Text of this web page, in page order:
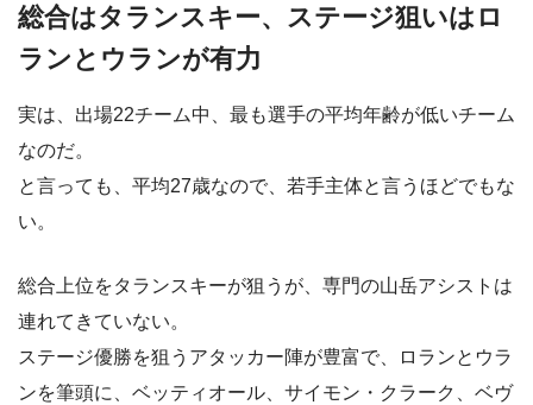
総合はタランスキー、ステージ狙いはロ
ランとウランが有力
実は、出場22チーム中、最も選手の平均年齢が低いチーム
なのだ。
と言っても、平均27歳なので、若手主体と言うほどでもな
い。
総合上位をタランスキーが狙うが、専門の山岳アシストは
連れてきていない。
ステージ優勝を狙うアタッカー陣が豊富で、ロランとウラ
ンを筆頭に、ベッティオール、サイモン・クラーク、ベヴ